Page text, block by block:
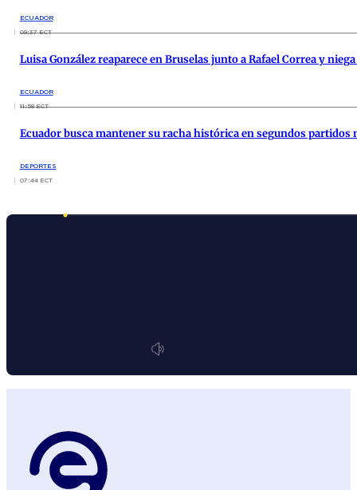
ECUADOR
09:37 ECT
Luisa González reaparece en Bruselas junto a Rafael Correa y
ECUADOR
11:58 ECT
Ecuador busca mantener su racha histórica en segundos partidos
DEPORTES
07:44 ECT